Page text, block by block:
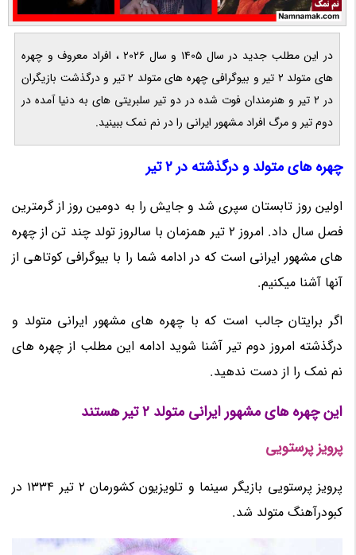
در این مطلب جدید در سال 1405 و سال 2026 ، افراد معروف و چهره
های متولد 2 تیر و بیوگرافی چهره های متولد 2 تیر و درگذشت بازیگران
در 2 تیر و هنرمندان فوت شده در دو تیر سلبریتی های به دنیا آمده در
دوم تیر و مرگ افراد مشهور ایرانی را در نم نمک ببینید.
چهره های متولد و درگذشته در 2 تیر
اولین روز تابستان سپری شد و جایش را به دومین روز از گرمترین
فصل سال داد. امروز 2 تیر همزمان با سالروز تولد چند تن از چهره
های مشهور ایرانی است که در ادامه شما را با بیوگرافی کوتاهی از
آنها آشنا میکنیم.
اگر برایتان جالب است که با چهره های مشهور ایرانی متولد و
درگذشته امروز دوم تیر آشنا شوید ادامه این مطلب از چهره های
نم نمک را از دست ندهید.
این چهره های مشهور ایرانی متولد 2 تیر هستند
پرویز پرستویی
پرویز پرستویی بازیگر سینما و تلویزیون کشورمان 2 تیر 1334 در
کبودرآهنگ متولد شد.